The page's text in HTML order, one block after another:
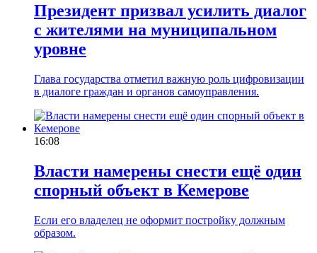
Президент призвал усилить диалог
с жителями на муниципальном
уровне
Глава государства отметил важную роль цифровизации
в диалоге граждан и органов самоуправления.
16:08
Власти намерены снести ещё один
спорный объект в Кемерове
Если его владелец не оформит постройку должным
образом.